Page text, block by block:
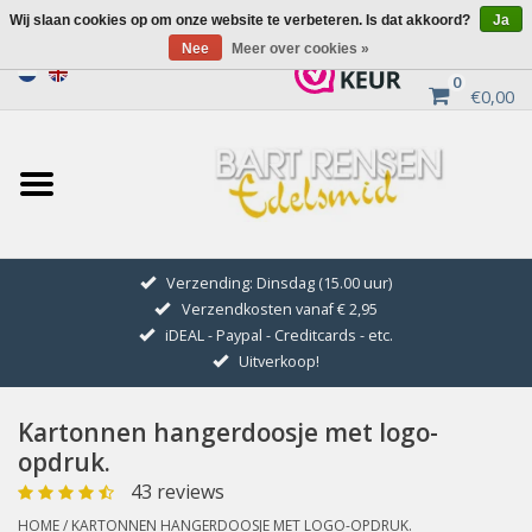
0
€0,00
Home
Uitverkoop
GOUDEN SYMBOLEN
Hanger Kettingen
Oorhangers
Medaillons
Verzending: Dinsdag (15.00 uur)
Verzendkosten vanaf € 2,95
iDEAL - Paypal - Creditcards - etc.
Uitverkoop!
Kartonnen hangerdoosje met logo-
opdruk.
43 reviews
HOME/ KARTONNEN HANGERDOOSJE MET LOGO-OPDRUK.
Wij slaan cookies op om onze website te verbeteren. Is dat akkoord?
Ja
Nee
Meer over cookies »